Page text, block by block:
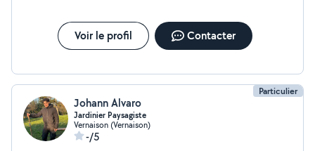
Voir le profil Contacter
Particulier
Johann Alvaro
Jardinier Paysagiste
Vernaison (Vernaison)
-/5